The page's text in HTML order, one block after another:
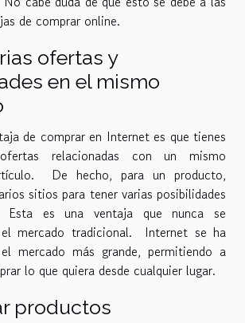
de comprar online.
ofertas y
en el mismo
de comprar en Internet es que tienes
relacionadas con un mismo
De hecho, para un producto,
sitios para tener varias posibilidades
es una ventaja que nunca se
mercado tradicional. Internet se ha
mercado más grande, permitiendo a
lo que quiera desde cualquier lugar.
productos